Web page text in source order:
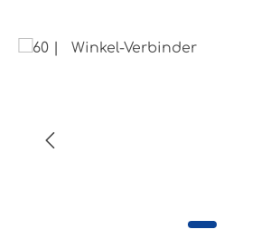
Bildergalerie überspringen